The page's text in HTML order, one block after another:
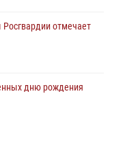
отмечает
дню рождения